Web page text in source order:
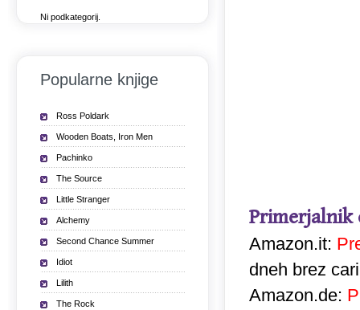
Primerjalnik
Amazon.it:
dneh brez
Amazon.de:
Ni podkategorij.
Popularne knjige
Ross Poldark
Wooden Boats, Iron Men
Pachinko
The Source
Little Stranger
Alchemy
Second Chance Summer
Idiot
Lilith
The Rock